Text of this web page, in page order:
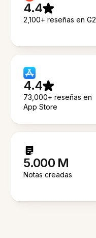
4.4
2,100+ reseñas en G2
4.4
73,000+ reseñas en
App Store
5.000 M
Notas creadas